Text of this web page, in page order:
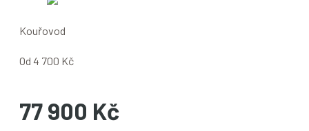
Kouřovod
Od 4 700 Kč
77 900 Kč